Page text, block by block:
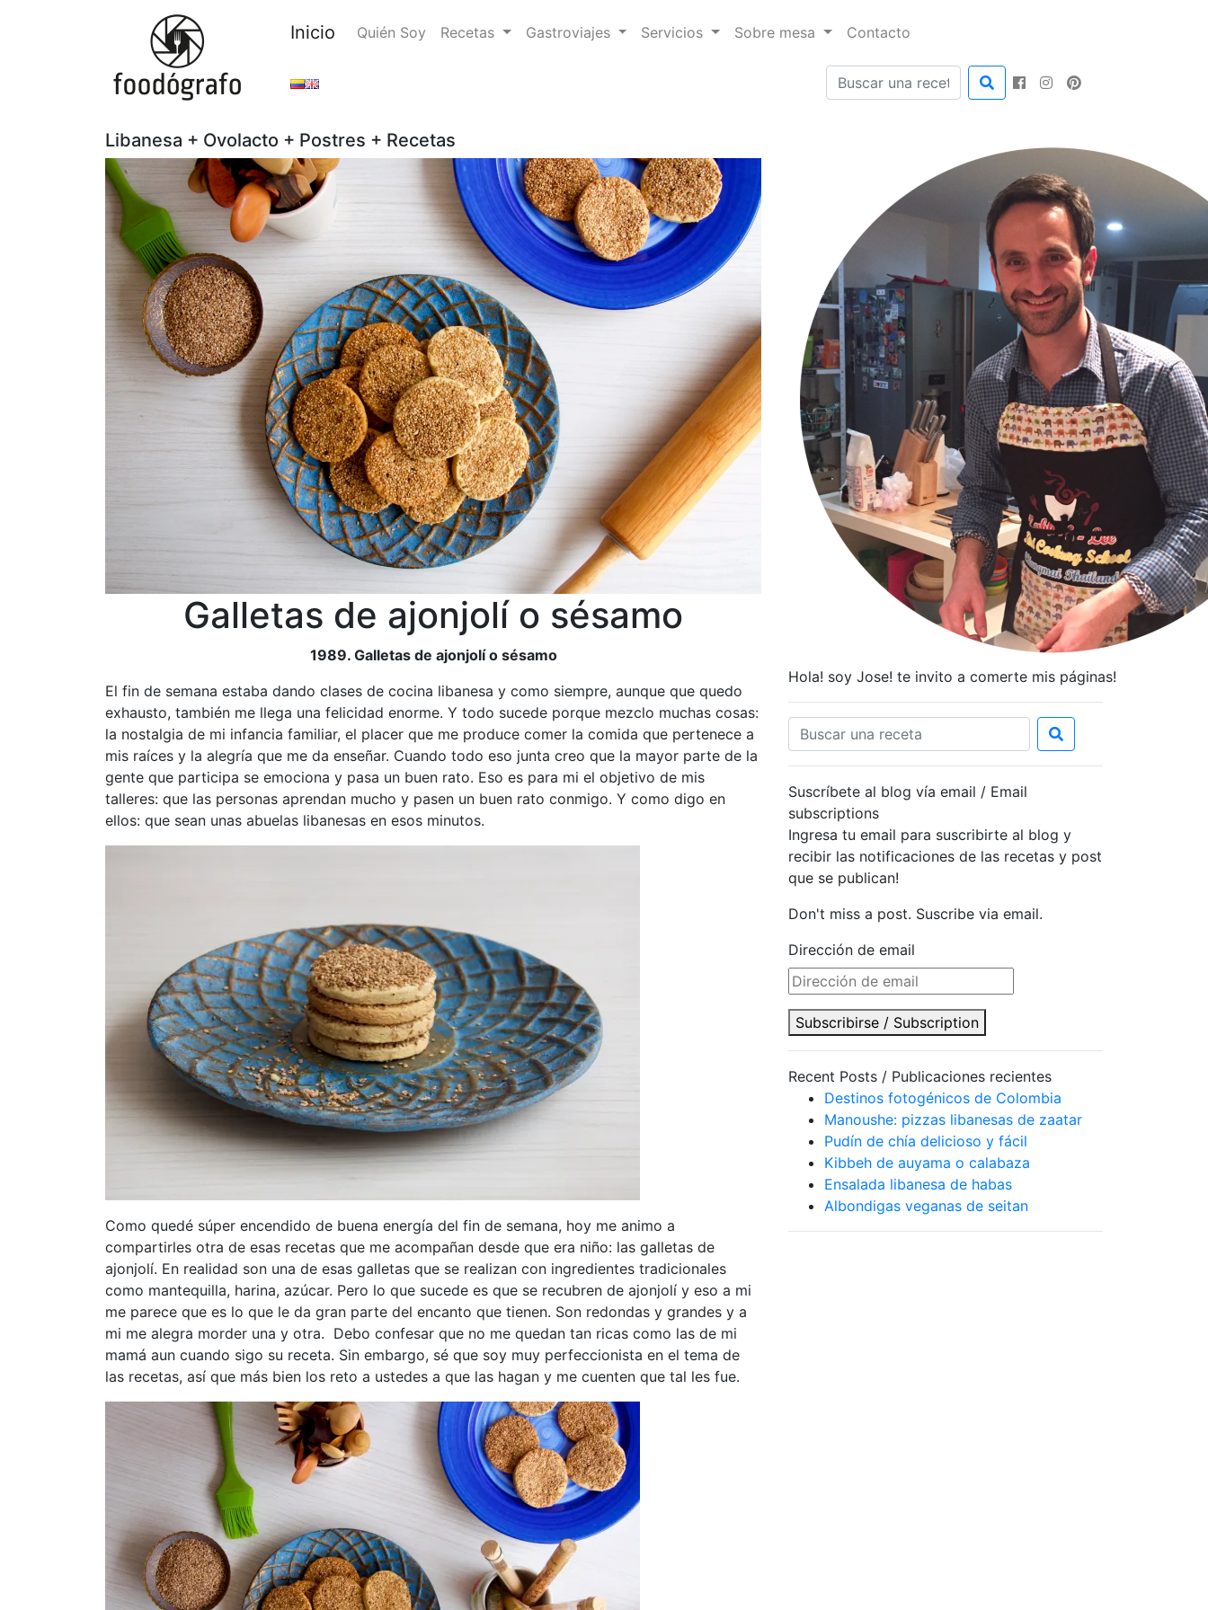
Inicio Quién Soy Recetas Gastroviajes Servicios Sobre mesa Contacto
Libanesa + Ovolacto + Postres + Recetas
Galletas de ajonjolí o sésamo
1989. Galletas de ajonjolí o sésamo
El fin de semana estaba dando clases de cocina libanesa y como siempre, aunque que quedo
exhausto, también me llega una felicidad enorme. Y todo sucede porque mezclo muchas cosas:
la nostalgia de mi infancia familiar, el placer que me produce comer la comida que pertenece a
mis raíces y la alegría que me da enseñar. Cuando todo eso junta creo que la mayor parte de la
gente que participa se emociona y pasa un buen rato. Eso es para mi el objetivo de mis
talleres: que las personas aprendan mucho y pasen un buen rato conmigo. Y como digo en
ellos: que sean unas abuelas libanesas en esos minutos.
Como quedé súper encendido de buena energía del fin de semana, hoy me animo a
compartirles otra de esas recetas que me acompañan desde que era niño: las galletas de
ajonjolí. En realidad son una de esas galletas que se realizan con ingredientes tradicionales
como mantequilla, harina, azúcar. Pero lo que sucede es que se recubren de ajonjolí y eso a mi
me parece que es lo que le da gran parte del encanto que tienen. Son redondas y grandes y a
mi me alegra morder una y otra. Debo confesar que no me quedan tan ricas como las de mi
mamá aun cuando sigo su receta. Sin embargo, sé que soy muy perfeccionista en el tema de
las recetas, así que más bien los reto a ustedes a que las hagan y me cuenten que tal les fue.
Hola! soy Jose! te invito a comerte mis páginas!
Suscríbete al blog vía email / Email
subscriptions
Ingresa tu email para suscribirte al blog y
recibir las notificaciones de las recetas y post
que se publican!
Don't miss a post. Suscribe via email.
Dirección de email
Subscribirse / Subscription
Recent Posts / Publicaciones recientes
Destinos fotogénicos de Colombia
Manoushe: pizzas libanesas de zaatar
Pudín de chía delicioso y fácil
Kibbeh de auyama o calabaza
Ensalada libanesa de habas
Albondigas veganas de seitan